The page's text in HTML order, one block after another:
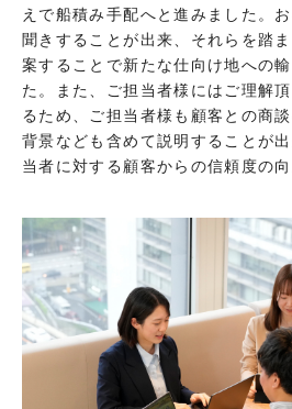
えで船積み手配へと進みました。
聞きすることが出来、それらを踏
案することで新たな仕向け地への
た。また、ご担当者様にはご理解
るため、ご担当者様も顧客との商
背景なども含めて説明することが
当者に対する顧客からの信頼度の